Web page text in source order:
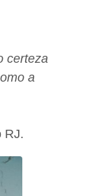
certeza
a
RJ.